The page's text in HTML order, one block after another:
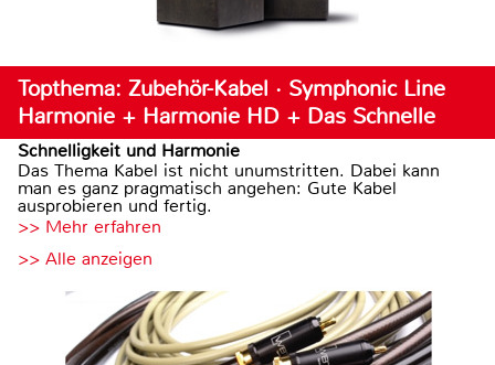
Topthema: Zubehör-Kabel · Symphonic Line
Harmonie + Harmonie HD + Das Schnelle
Schnelligkeit und Harmonie
Das Thema Kabel ist nicht unumstritten. Dabei kann
man es ganz pragmatisch angehen: Gute Kabel
ausprobieren und fertig.
>> Mehr erfahren
>> Alle anzeigen